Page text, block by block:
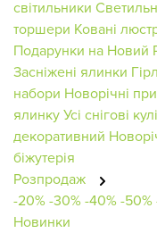
світильники
торшери Ковані
Подарунки на Новий
Засніжені ялинки
набори Новорічні
ялинкуУсі снігові кулі
декоративний
біжутерія
Розпродаж
-20%-30%-40%-50%
Новинки